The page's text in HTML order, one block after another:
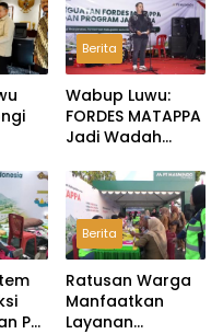
Berita
Wabup Luwu:
FORDES MATAPPA
Jadi Wadah
Masyarakat
Lingkar Tambang
PT
Berita
Ratusan Warga
Manfaatkan
Layanan